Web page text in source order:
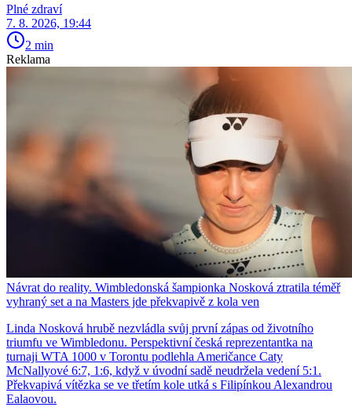
Plné zdraví
7. 8. 2026, 19:44
2 min
Reklama
Návrat do reality. Wimbledonská šampionka Nosková ztratila téměř
vyhraný set a na Masters jde překvapivě z kola ven
Linda Nosková hrubě nezvládla svůj první zápas od životního
triumfu ve Wimbledonu. Perspektivní česká reprezentantka na
turnaji WTA 1000 v Torontu podlehla Američance Caty
McNallyové 6:7, 1:6, když v úvodní sadě neudržela vedení 5:1.
Překvapivá vítězka se ve třetím kole utká s Filipínkou Alexandrou
Ealaovou.